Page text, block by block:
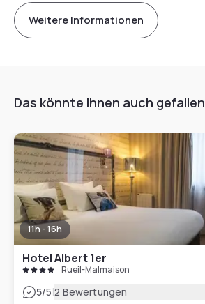
Weitere Informationen
Das könnte Ihnen auch gefallen
11h - 16h
Hotel Albert 1er
Rueil-Malmaison
5/5|2 Bewertungen